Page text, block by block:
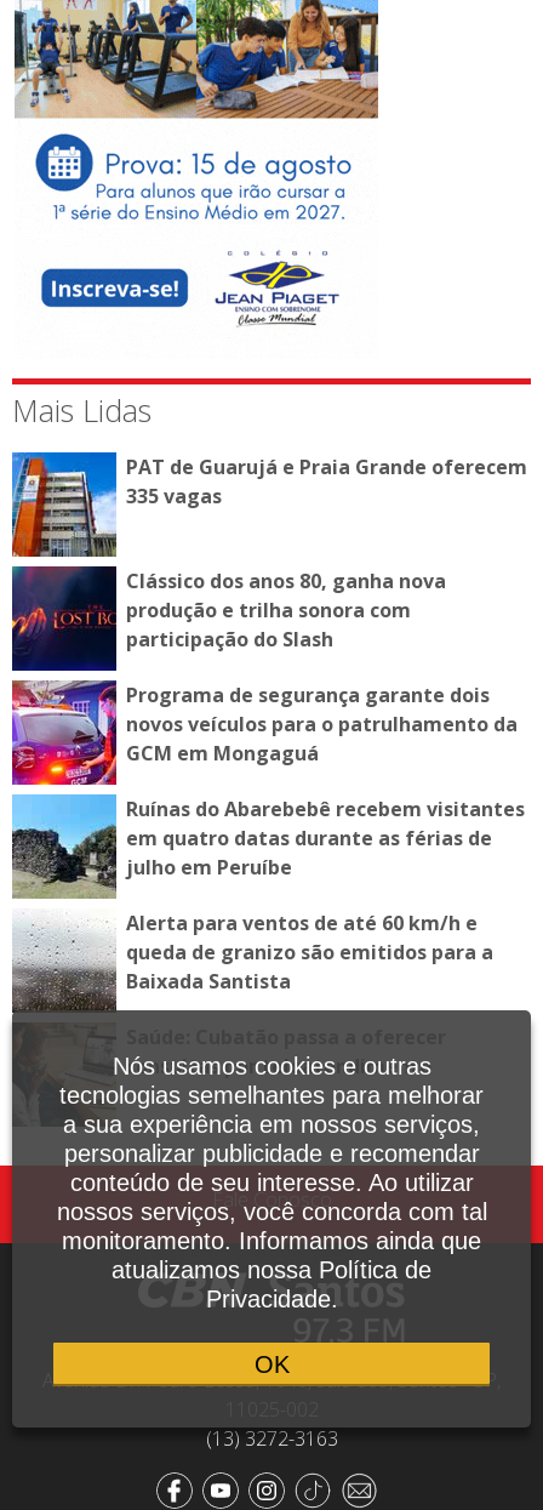
Mais Lidas
PAT de Guarujá e Praia Grande oferecem
335 vagas
Clássico dos anos 80, ganha nova
produção e trilha sonora com
participação do Slash
Programa de segurança garante dois
novos veículos para o patrulhamento da
GCM em Mongaguá
Ruínas do Abarebebê recebem visitantes
em quatro datas durante as férias de
julho em Peruíbe
Alerta para ventos de até 60 km/h e
queda de granizo são emitidos para a
Baixada Santista
consultas por teleatendimento
Fale Conosco
Avenida Dr. Pedro Lessa, 1640, sala 809, Santos - SP,
(13) 3272-3163
Nós usamos cookies e outras
tecnologias semelhantes para melhorar
a sua experiência em nossos serviços,
personalizar publicidade e recomendar
conteúdo de seu interesse. Ao utilizar
nossos serviços, você concorda com tal
monitoramento. Informamos ainda que
atualizamos nossa Política de
Privacidade.
OK